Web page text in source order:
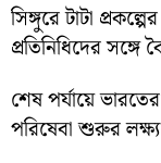
সিঙ্গুরে টাটা
প্রতিনিধিদের
শেষ পর্যায়ে
পরিষেবা শুরুর লক্ষ্য